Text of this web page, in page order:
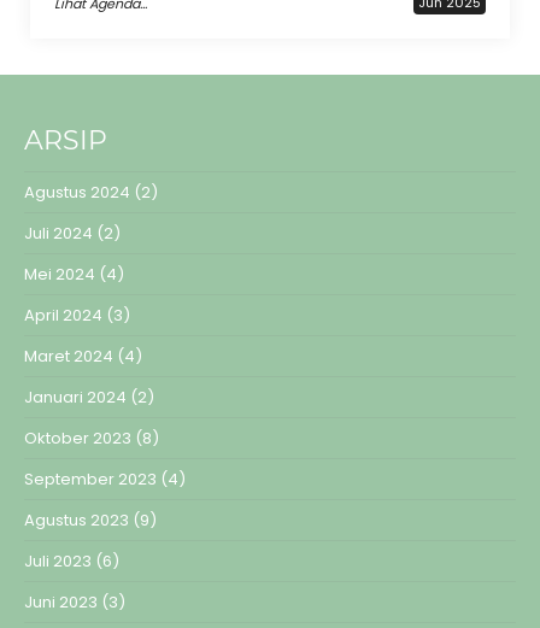
ARSIP
Agustus 2024 (2)
Juli 2024 (2)
Mei 2024 (4)
April 2024 (3)
Maret 2024 (4)
Januari 2024 (2)
Oktober 2023 (8)
September 2023 (4)
Agustus 2023 (9)
Juli 2023 (6)
Juni 2023 (3)